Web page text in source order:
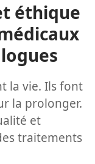
éthique
la vie. Ils font
la prolonger.
et
traitements